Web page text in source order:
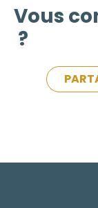
Vous
?